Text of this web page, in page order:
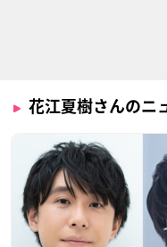
花江夏樹さんのニ